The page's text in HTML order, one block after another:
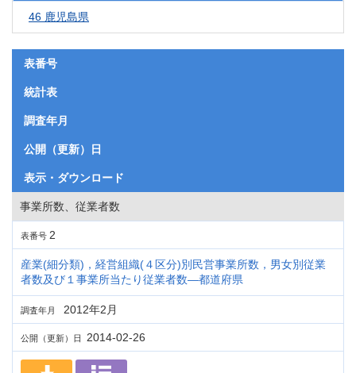
46 鹿児島県
表番号
統計表
調査年月
公開（更新）日
表示・ダウンロード
事業所数、従業者数
表番号 2
産業(細分類)，経営組織(４区分)別民営事業所数，男女別従業
者数及び１事業所当たり従業者数―都道府県
調査年月 2012年2月
公開（更新）日 2014-02-26